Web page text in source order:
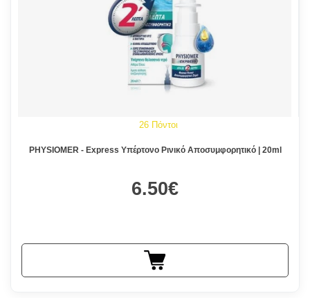
26 Πόντοι
PHYSIOMER - Express Υπέρτονο Ρινικό Αποσυμφορητικό | 20ml
6.50€